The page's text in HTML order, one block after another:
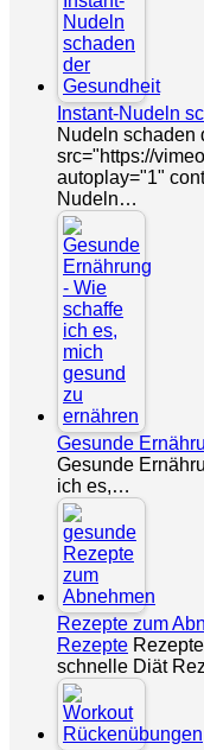
Instant-Nudeln
Nudeln schaden
src="https://
autoplay="1"
Nudeln…
Gesunde
Gesunde
ich es,…
Rezepte zum
Rezepte
schnelle Diät